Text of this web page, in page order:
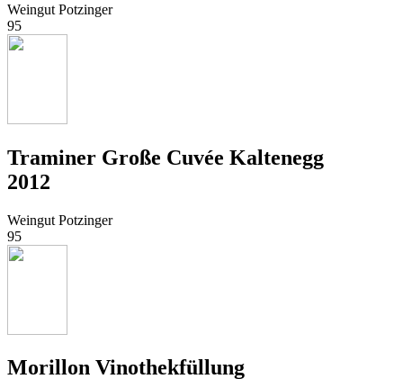
Weingut Potzinger
95
Traminer Große Cuvée Kaltenegg
2012
Weingut Potzinger
95
Morillon Vinothekfüllung